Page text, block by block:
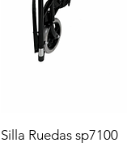
Silla Ruedas sp7100